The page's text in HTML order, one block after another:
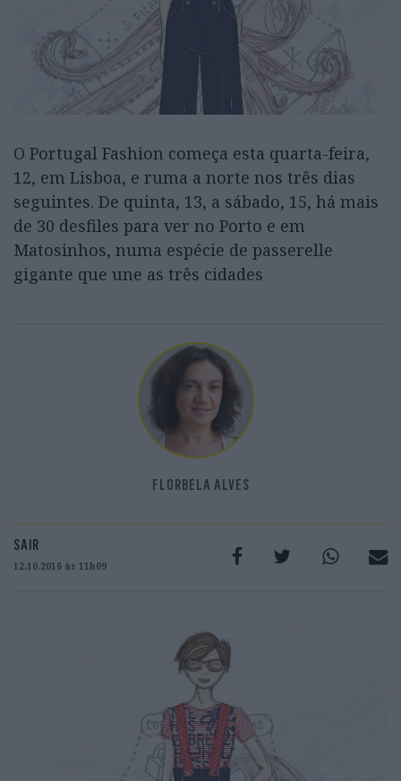
O Portugal Fashion começa esta quarta-feira,
12, em Lisboa, e ruma a norte nos três dias
seguintes. De quinta, 13, a sábado, 15, há mais
de 30 desfiles para ver no Porto e em
Matosinhos, numa espécie de passerelle
gigante que une as três cidades
FLORBELA ALVES
SAIR
12.10.2016 às 11h09